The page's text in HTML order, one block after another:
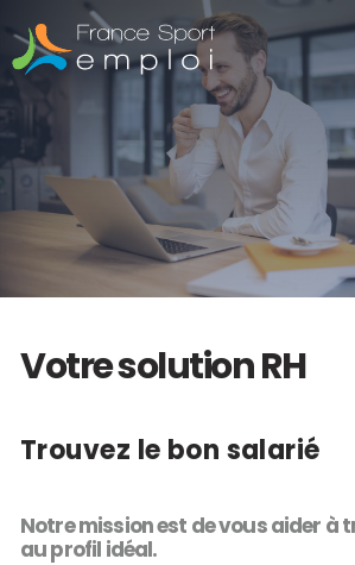
Votre solution RH
Trouvez le bon salarié
Notre mission est de vous aider à
au profil idéal.
Panneau de gestion des cookies